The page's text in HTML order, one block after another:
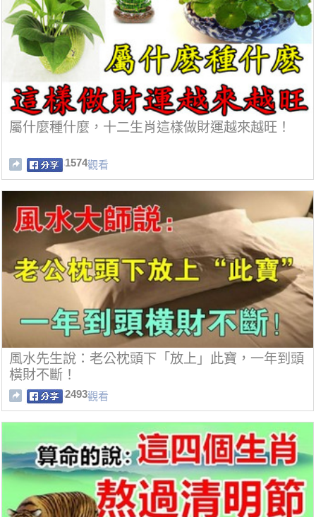
屬什麼種什麼，十二生肖這樣做財運越來越旺！
1574觀看
風水先生說：老公枕頭下「放上」此寶，一年到頭
橫財不斷！
2493觀看